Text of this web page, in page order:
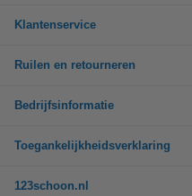
Klantenservice
Ruilen en retourneren
Bedrijfsinformatie
Toegankelijkheidsverklaring
123schoon.nl